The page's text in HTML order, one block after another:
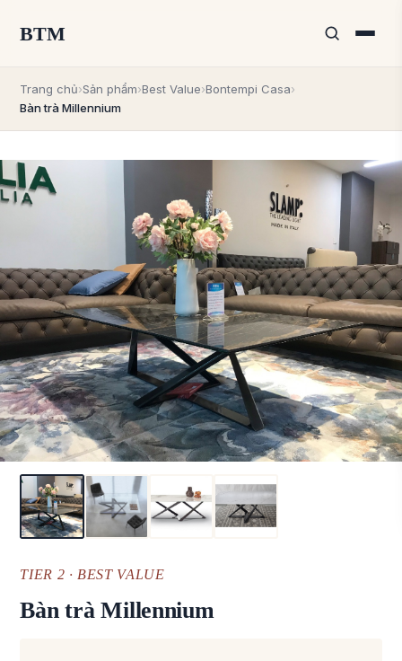
BTM
Trang chủ›Sản phẩm›Best Value›Bontempi Casa›
Bàn trà Millennium
TIER 2 · BEST VALUE
Bàn trà Millennium